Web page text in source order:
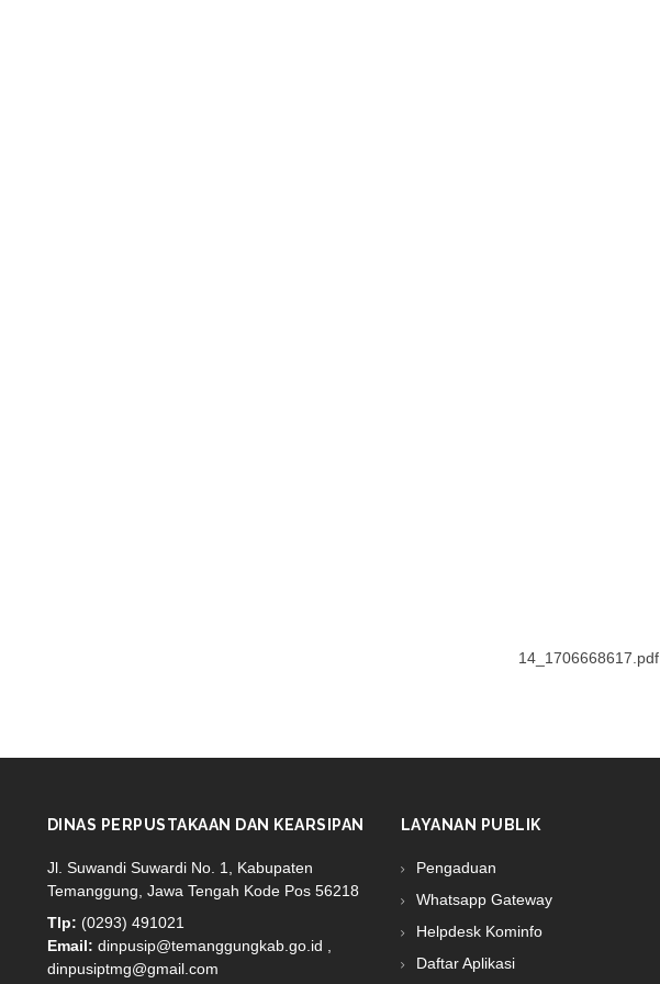
14_1706668617.pdf
DINAS PERPUSTAKAAN DAN KEARSIPAN
Jl. Suwandi Suwardi No. 1, Kabupaten
Temanggung, Jawa Tengah Kode Pos 56218
Tlp: (0293) 491021
Email: dinpusip@temanggungkab.go.id ,
dinpusiptmg@gmail.com
LAYANAN PUBLIK
Pengaduan
Whatsapp Gateway
Helpdesk Kominfo
Daftar Aplikasi